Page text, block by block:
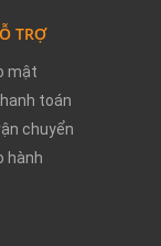
TRỢ
mật
toán
chuyển
hành